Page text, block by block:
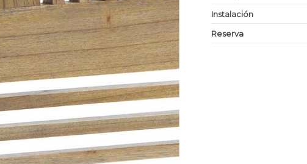
Instalación
Reserva